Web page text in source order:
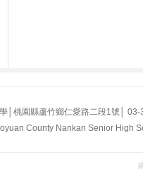
│桃園縣蘆竹鄉仁愛路二段1號│
County Nankan Senior High